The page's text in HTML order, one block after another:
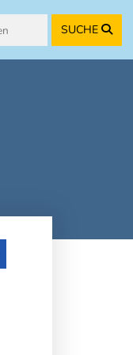
SUCHE